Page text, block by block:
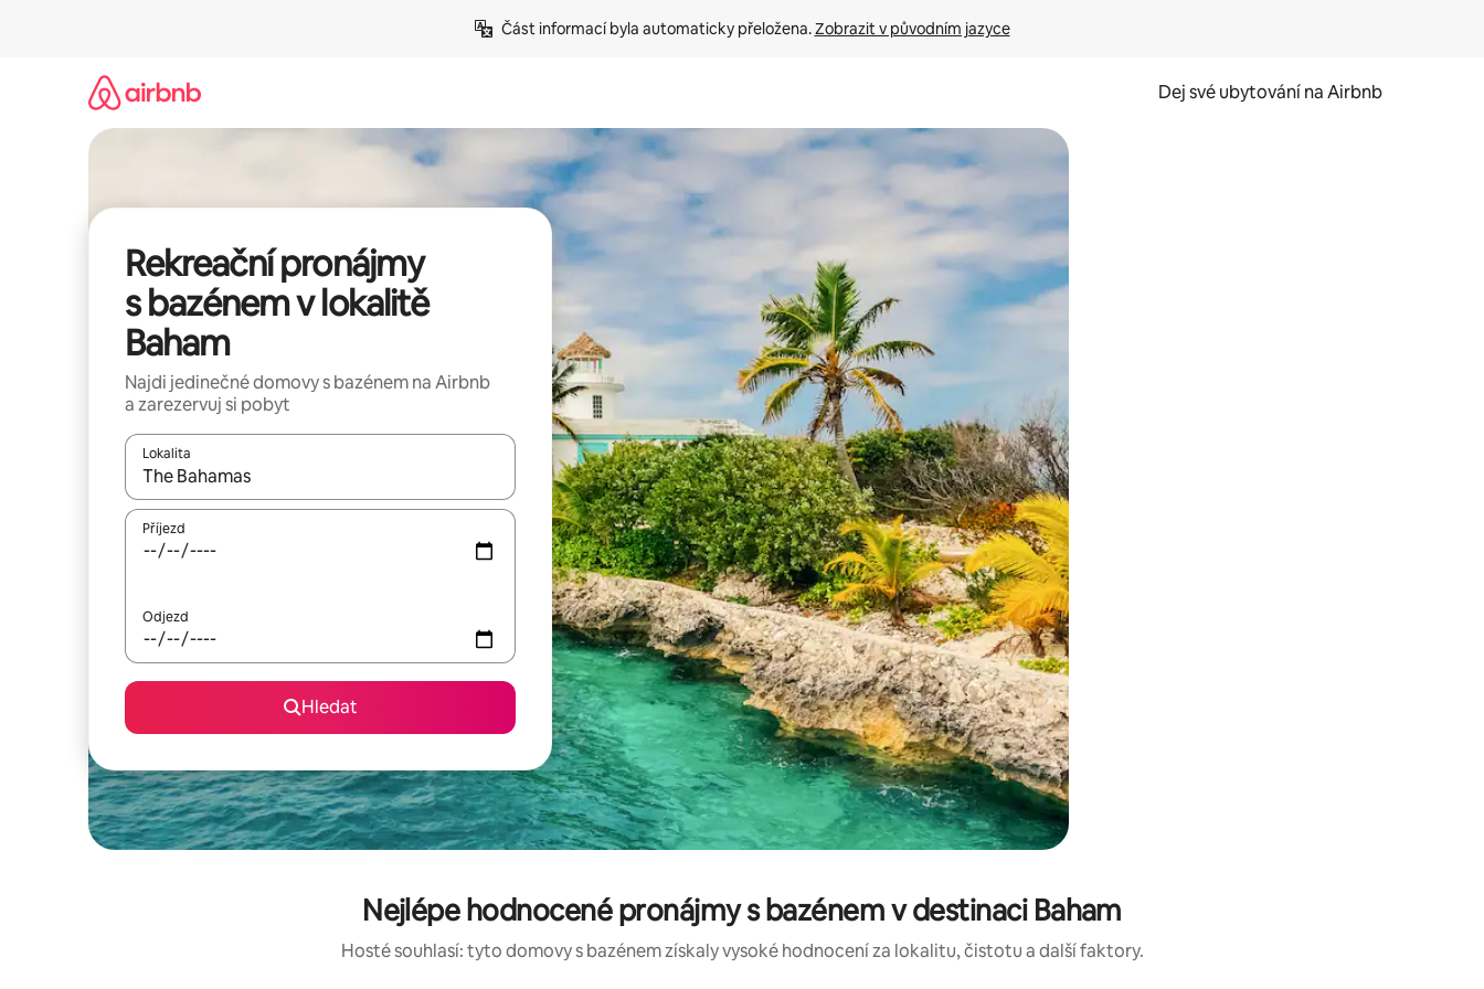
Část informací byla automaticky přeložena. Zobrazit v původním jazyce
Dej své ubytování na Airbnb
Rekreační pronájmy
s bazénem v lokalitě
Baham
Najdi jedinečné domovy s bazénem na Airbnb
a zarezervuj si pobyt
Lokalita
Až budou výsledky k dispozici, můžeš si je procházet pomocí šipek nahoru a dolů, dotykem nebo přejetím prstem.
Příjezd
Odjezd
Hledat
Nejlépe hodnocené pronájmy s bazénem v destinaci Baham
Hosté souhlasí: tyto domovy s bazénem získaly vysoké hodnocení za lokalitu, čistotu a další faktory.